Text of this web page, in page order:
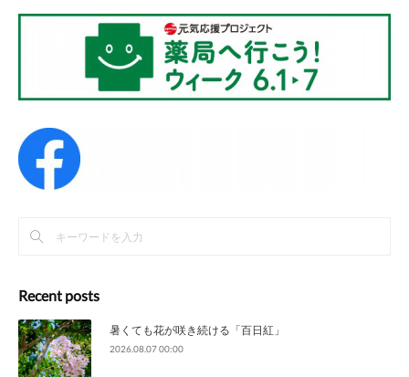
Recent posts
暑くても花が咲き続ける「百日紅」
2026.08.07 00:00